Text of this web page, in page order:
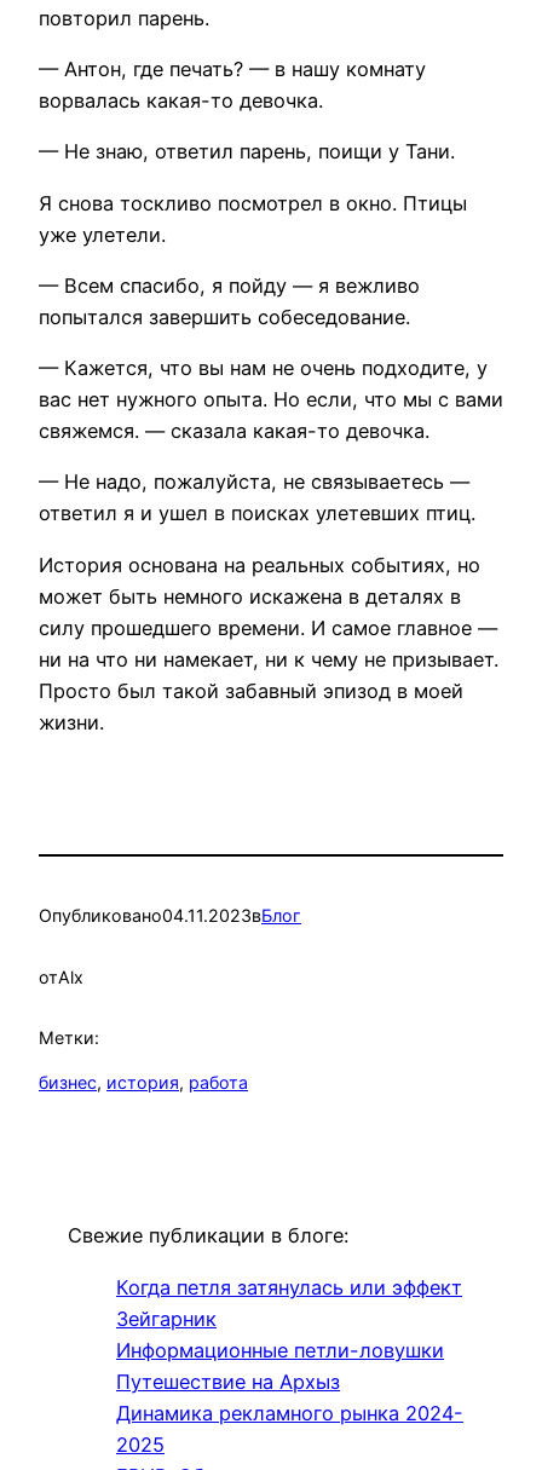
повторил парень.
— Антон, где печать? — в нашу комнату
ворвалась какая-то девочка.
— Не знаю, ответил парень, поищи у Тани.
Я снова тоскливо посмотрел в окно. Птицы
уже улетели.
— Всем спасибо, я пойду — я вежливо
попытался завершить собеседование.
— Кажется, что вы нам не очень подходите, у
вас нет нужного опыта. Но если, что мы с вами
свяжемся. — сказала какая-то девочка.
— Не надо, пожалуйста, не связываетесь —
ответил я и ушел в поисках улетевших птиц.
История основана на реальных событиях, но
может быть немного искажена в деталях в
силу прошедшего времени. И самое главное —
ни на что ни намекает, ни к чему не призывает.
Просто был такой забавный эпизод в моей
жизни.
Опубликовано04.11.2023вБлог
отAlx
Метки:
бизнес, история, работа
Свежие публикации в блоге:
Когда петля затянулась или эффект
Зейгарник
Информационные петли-ловушки
Путешествие на Архыз
Динамика рекламного рынка 2024-
2025